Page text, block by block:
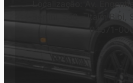
Localização: Av.
Berrini, 550 – Itaim Bibi,
04571-000